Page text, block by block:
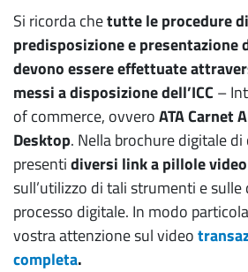
Si ricorda chetutte le procedure
predisposizione e presentazione
devono essere effettuate
messi a disposizione dell’ICC –
of commerce, ovveroATA Carnet
Desktop. Nella brochure digitale
presentidiversi link a pillole video
sull’utilizzo di tali strumenti e sulle
processo digitale. In modo
vostra attenzione sul video
completa.